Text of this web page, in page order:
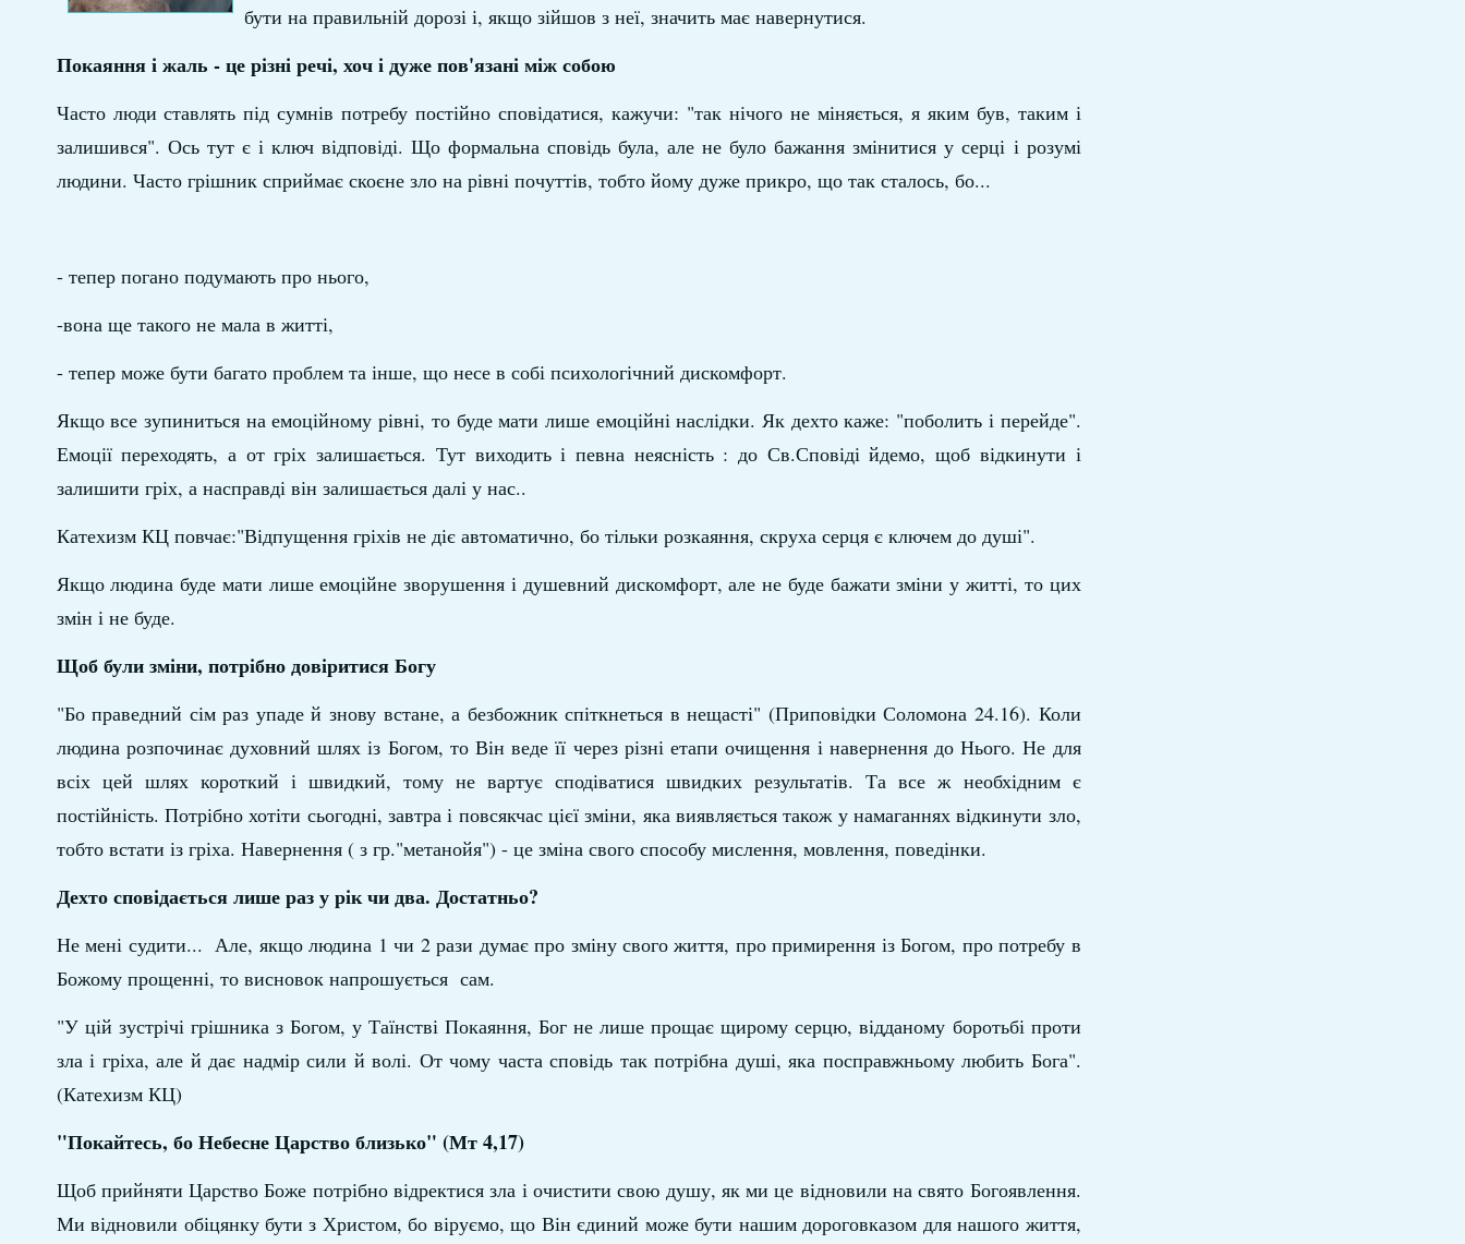
бути на правильній дорозі і, якщо зійшов з неї, значить має навернутися.
Покаяння і жаль - це різні речі, хоч і дуже пов'язані між собою
Часто люди ставлять під сумнів потребу постійно сповідатися, кажучи: "так нічого не міняється, я яким був, таким і
залишився". Ось тут є і ключ відповіді. Що формальна сповідь була, але не було бажання змінитися у серці і розумі
людини. Часто грішник сприймає скоєне зло на рівні почуттів, тобто йому дуже прикро, що так сталось, бо...
- тепер погано подумають про нього,
-вона ще такого не мала в житті,
- тепер може бути багато проблем та інше, що несе в собі психологічний дискомфорт.
Якщо все зупиниться на емоційному рівні, то буде мати лише емоційні наслідки. Як дехто каже: "поболить і перейде".
Емоції переходять, а от гріх залишається. Тут виходить і певна неясність : до Св.Сповіді йдемо, щоб відкинути і
залишити гріх, а насправді він залишається далі у нас..
Катехизм КЦ повчає:"Відпущення гріхів не діє автоматично, бо тільки розкаяння, скруха серця є ключем до душі".
Якщо людина буде мати лише емоційне зворушення і душевний дискомфорт, але не буде бажати зміни у житті, то цих
змін і не буде.
Щоб були зміни, потрібно довіритися Богу
"Бо праведний сім раз упаде й знову встане, а безбожник спіткнеться в нещасті" (Приповідки Соломона 24.16). Коли
людина розпочинає духовний шлях із Богом, то Він веде її через різні етапи очищення і навернення до Нього. Не для
всіх цей шлях короткий і швидкий, тому не вартує сподіватися швидких результатів. Та все ж необхідним є
постійність. Потрібно хотіти сьогодні, завтра і повсякчас цієї зміни, яка виявляється також у намаганнях відкинути зло,
тобто встати із гріха. Навернення ( з гр."метанойя") - це зміна свого способу мислення, мовлення, поведінки.
Дехто сповідається лише раз у рік чи два. Достатньо?
Не мені судити... Але, якщо людина 1 чи 2 рази думає про зміну свого життя, про примирення із Богом, про потребу в
Божому прощенні, то висновок напрошується сам.
"У цій зустрічі грішника з Богом, у Таїнстві Покаяння, Бог не лише прощає щирому серцю, відданому боротьбі проти
зла і гріха, але й дає надмір сили й волі. От чому часта сповідь так потрібна душі, яка посправжньому любить Бога".
(Катехизм КЦ)
"Покайтесь, бо Небесне Царство близько" (Мт 4,17)
Щоб прийняти Царство Боже потрібно відректися зла і очистити свою душу, як ми це відновили на свято Богоявлення.
Ми відновили обіцянку бути з Христом, бо віруємо, що Він єдиний може бути нашим дороговказом для нашого життя,